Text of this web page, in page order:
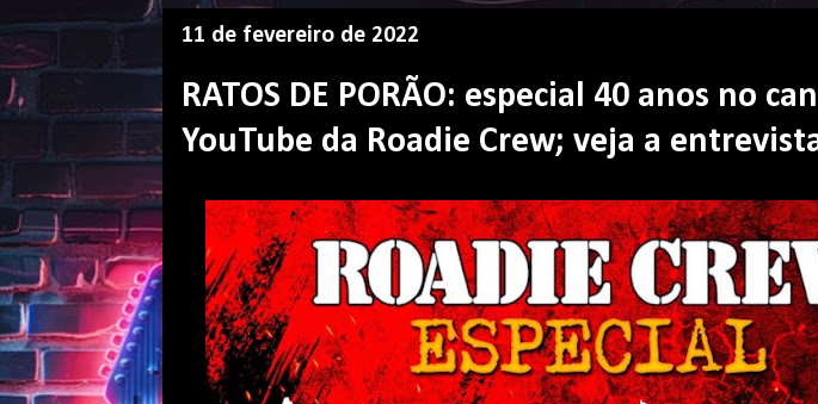
11 de fevereiro de 2022
RATOS DE PORÃO: especial 40 anos no
YouTube da Roadie Crew; veja a